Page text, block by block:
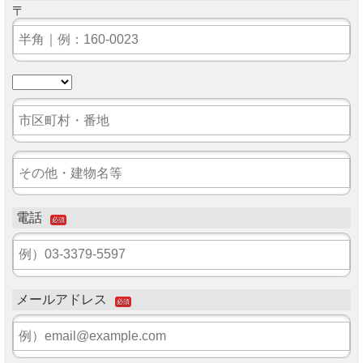
〒
電話 必須
メールアドレス 必須